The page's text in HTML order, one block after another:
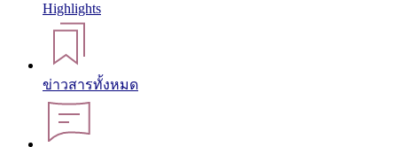
Highlights
ข่าวสารทั้งหมด